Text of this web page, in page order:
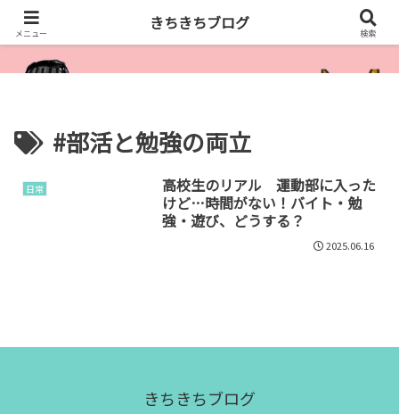
きちきちブログ
#部活と勉強の両立
日常
高校生のリアル 運動部に入った
けど…時間がない！バイト・勉
強・遊び、どうする？
2025.06.16
きちきちブログ
メニュー
きちきちブログ
検索